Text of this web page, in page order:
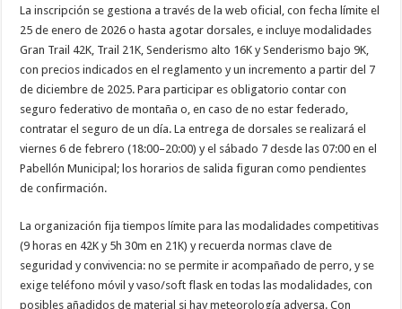
La inscripción se gestiona a través de la web oficial, con fecha límite el
25 de enero de 2026 o hasta agotar dorsales, e incluye modalidades
Gran Trail 42K, Trail 21K, Senderismo alto 16K y Senderismo bajo 9K,
con precios indicados en el reglamento y un incremento a partir del 7
de diciembre de 2025. Para participar es obligatorio contar con
seguro federativo de montaña o, en caso de no estar federado,
contratar el seguro de un día. La entrega de dorsales se realizará el
viernes 6 de febrero (18:00–20:00) y el sábado 7 desde las 07:00 en el
Pabellón Municipal; los horarios de salida figuran como pendientes
de confirmación.
La organización fija tiempos límite para las modalidades competitivas
(9 horas en 42K y 5h 30m en 21K) y recuerda normas clave de
seguridad y convivencia: no se permite ir acompañado de perro, y se
exige teléfono móvil y vaso/soft flask en todas las modalidades, con
posibles añadidos de material si hay meteorología adversa. Con